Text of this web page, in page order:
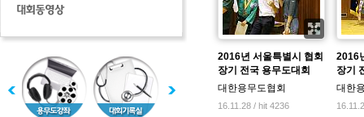
2016년 서울특별시 협회
장기 전국 용무도대회
대한용무도협회
16.11.28 / hit 4236
2016
장기
대한